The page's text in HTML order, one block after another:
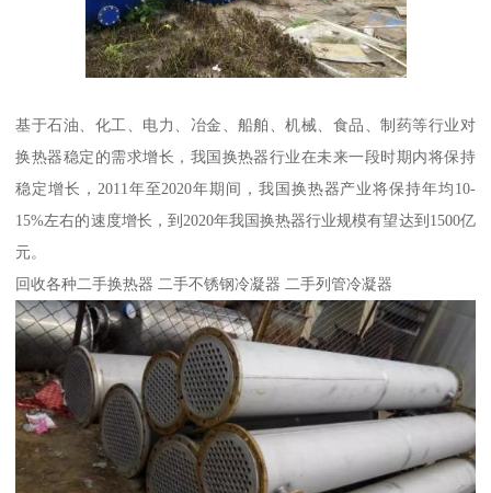
基于石油、化工、电力、冶金、船舶、机械、食品、制药等行业对
换热器稳定的需求增长，我国换热器行业在未来一段时期内将保持
稳定增长，2011年至2020年期间，我国换热器产业将保持年均10-
15%左右的速度增长，到2020年我国换热器行业规模有望达到1500亿
元。
回收各种二手换热器 二手不锈钢冷凝器 二手列管冷凝器